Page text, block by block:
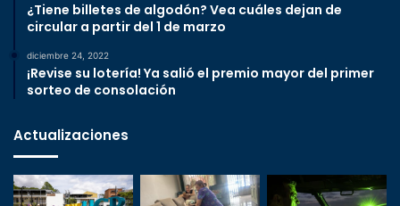
¿Tiene billetes de algodón? Vea cuáles dejan de
circular a partir del 1 de marzo
diciembre 24, 2022
¡Revise su lotería! Ya salió el premio mayor del primer
sorteo de consolación
Actualizaciones